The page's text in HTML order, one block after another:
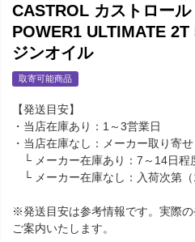
CASTROL カストロー
POWER1 ULTIMATE
ジンオイル
取寄可能商品
【発送目安】
・当店在庫あり：1～3営業日
・当店在庫なし：メーカー取り寄せ
└ メーカー在庫あり：7～14日程
└ メーカー在庫なし：入荷次第（
※発送目安は参考情報です。実際
ご案内いたします。